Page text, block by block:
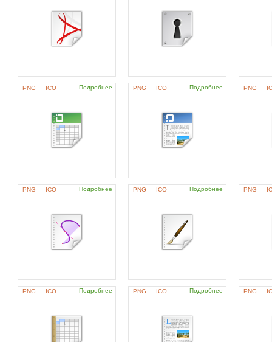
PNG ICO Подробнее PNG ICO Подробнее PNG
PNG ICO Подробнее PNG ICO Подробнее PNG
PNG ICO Подробнее PNG ICO Подробнее PNG